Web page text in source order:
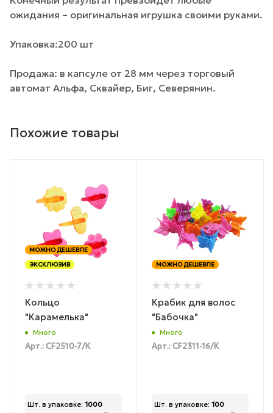
ожидания – оригинальная игрушка своими руками.
Упаковка:200 шт
Продажа: в капсуле от 28 мм через торговый
автомат Альфа, Сквайер, Биг, Северянин.
Похожие товары
МОЖНО ДЕШЕВЛЕ
ЭКСКЛЮЗИВ
Кольцо
"Карамелька"
Много
Арт.: CF2510-7/К
Шт. в упаковке: 1000
МОЖНО ДЕШЕВЛЕ
Крабик для волос
"Бабочка"
Много
Арт.: CF2311-16/К
Шт. в упаковке: 100